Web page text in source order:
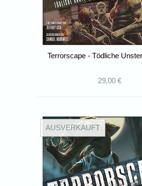
Terrorscape - Tödliche
29,00 €
AUSVERKAUFT